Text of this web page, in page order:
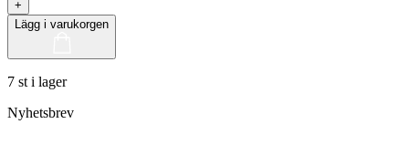
+
Lägg i varukorgen
7 st i lager
Nyhetsbrev